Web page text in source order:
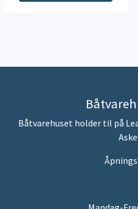
Båtvarehuset holder til på